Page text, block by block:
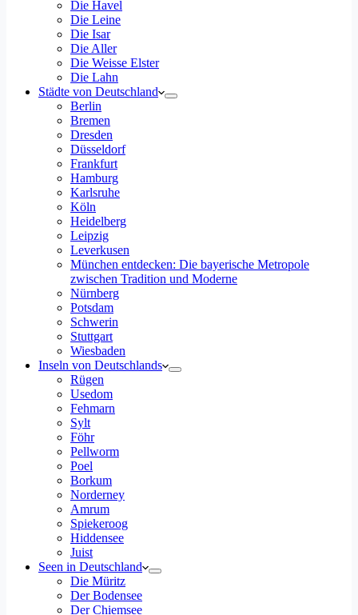
Die Havel
Die Leine
Die Isar
Die Aller
Die Weisse Elster
Die Lahn
Städte von Deutschland
Berlin
Bremen
Dresden
Düsseldorf
Frankfurt
Hamburg
Karlsruhe
Köln
Heidelberg
Leipzig
Leverkusen
München entdecken: Die bayerische Metropole
zwischen Tradition und Moderne
Nürnberg
Potsdam
Schwerin
Stuttgart
Wiesbaden
Inseln von Deutschlands
Rügen
Usedom
Fehmarn
Sylt
Föhr
Pellworm
Poel
Borkum
Norderney
Amrum
Spiekeroog
Hiddensee
Juist
Seen in Deutschland
Die Müritz
Der Bodensee
Der Chiemsee